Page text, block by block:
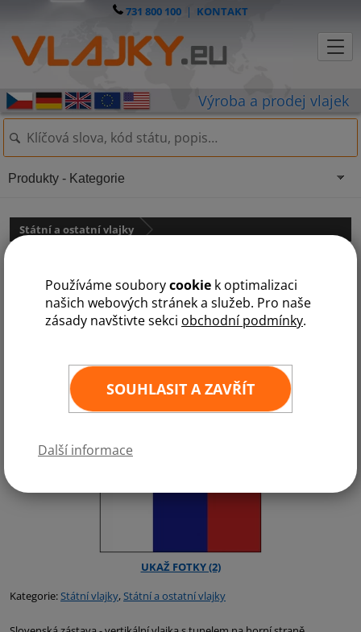
Používáme souborycookie k optimalizaci
našich webových stránek a služeb. Pro naše
zásady navštivte sekci obchodní podmínky.
SOUHLASIT A ZAVŘÍT
Další informace
731 800 100 | KONTAKT
Státní a ostatní vlajky
Kategorie:Státní vlajky,Státní a ostatní vlajky
Produkty - Kategorie